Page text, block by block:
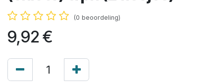
(0 beoordeling)
9,92 €